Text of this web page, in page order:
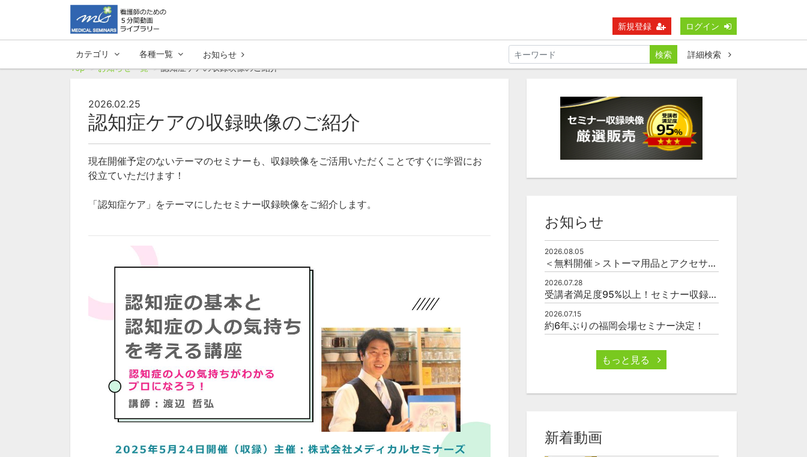
新規登録 ログイン
カテゴリ 各種一覧 お知らせ 検索
詳細検索
Top
お知らせ一覧 認知症ケアの収録映像のご紹介
2026.02.25
認知症ケアの収録映像のご紹介
現在開催予定のないテーマのセミナーも、収録映像をご活用いただくことですぐに学習にお
役立ていただけます！
「認知症ケア」をテーマにしたセミナー収録映像をご紹介します。
お知らせ
2026.08.05
＜無料開催＞ストーマ用品とアクセサリーの使い方（オンライン）
2026.07.28
受講者満足度95%以上！セミナー収録映像の厳選販売
2026.07.15
約6年ぶりの福岡会場セミナー決定！
もっと見る
新着動画